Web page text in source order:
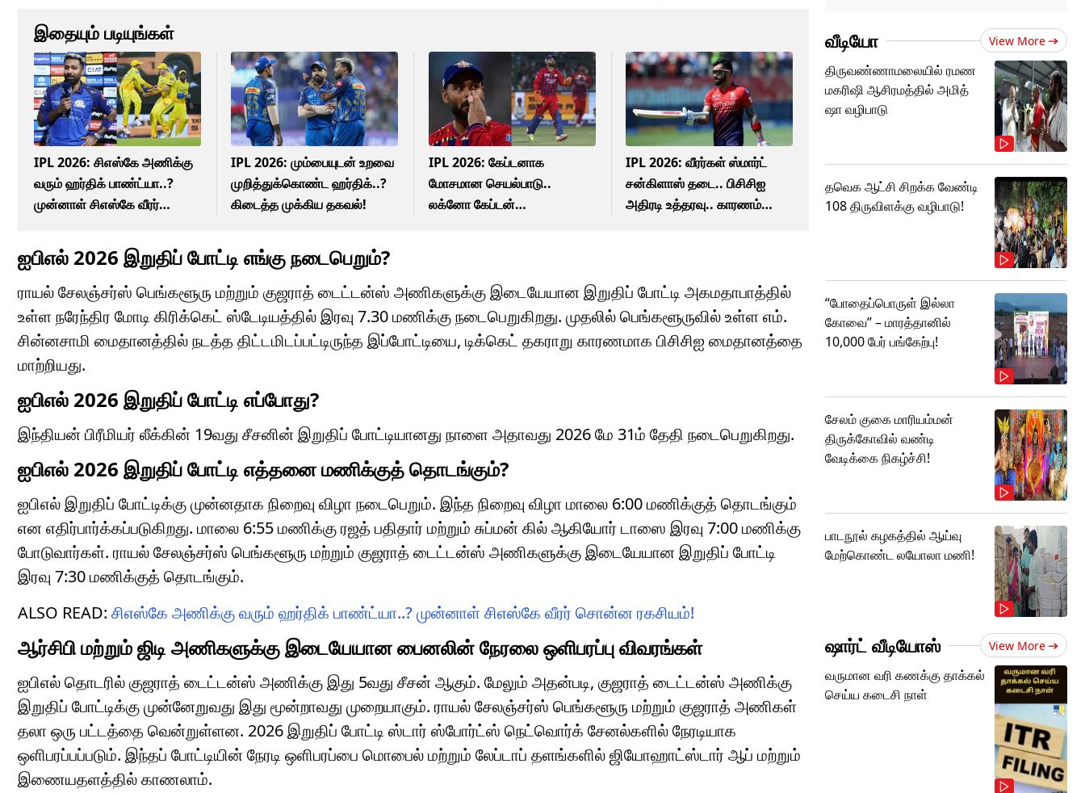
இதையும் படியுங்கள்
IPL 2026: சிஎஸ்கே அணிக்கு
வரும் ஹர்திக் பாண்ட்யா..?
முன்னாள் சிஎஸ்கே வீரர்
IPL 2026: மும்பையுடன் உறவை
முறித்துக்கொண்ட ஹர்திக்..?
கிடைத்த முக்கிய தகவல்!
IPL 2026: கேப்டனாக
மோசமான செயல்பாடு..
லக்னோ கேப்டன்
IPL 2026: வீரர்கள் ஸ்மார்ட்
சன்கிளாஸ் தடை.. பிசிசிஐ
அதிரடி உத்தரவு.. காரணம்
ஐபிஎல் 2026 இறுதிப் போட்டி எங்கு நடைபெறும்?
ராயல் சேலஞ்சர்ஸ் பெங்களூரு மற்றும் குஜராத் டைட்டன்ஸ் அணிகளுக்கு இடையேயான இறுதிப் போட்டி அகமதாபாத்தில்
உள்ள நரேந்திர மோடி கிரிக்கெட் ஸ்டேடியத்தில் இரவு 7.30 மணிக்கு நடைபெறுகிறது. முதலில் பெங்களூருவில் உள்ள எம்.
சின்னசாமி மைதானத்தில் நடத்த திட்டமிடப்பட்டிருந்த இப்போட்டியை, டிக்கெட் தகராறு காரணமாக பிசிசிஐ மைதானத்தை
மாற்றியது.
ஐபிஎல் 2026 இறுதிப் போட்டி எப்போது?
இந்தியன் பிரீமியர் லீக்கின் 19வது சீசனின் இறுதிப் போட்டியானது நாளை அதாவது 2026 மே 31ம் தேதி நடைபெறுகிறது.
ஐபிஎல் 2026 இறுதிப் போட்டி எத்தனை மணிக்குத் தொடங்கும்?
ஐபிஎல் இறுதிப் போட்டிக்கு முன்னதாக நிறைவு விழா நடைபெறும். இந்த நிறைவு விழா மாலை 6:00 மணிக்குத் தொடங்கும்
என எதிர்பார்க்கப்படுகிறது. மாலை 6:55 மணிக்கு ரஜத் பதிதார் மற்றும் சுப்மன் கில் ஆகியோர் டாஸை இரவு 7:00 மணிக்கு
போடுவார்கள். ராயல் சேலஞ்சர்ஸ் பெங்களூரு மற்றும் குஜராத் டைட்டன்ஸ் அணிகளுக்கு இடையேயான இறுதிப் போட்டி
இரவு 7:30 மணிக்குத் தொடங்கும்.
ALSO READ: சிஎஸ்கே அணிக்கு வரும் ஹர்திக் பாண்ட்யா..? முன்னாள் சிஎஸ்கே வீரர் சொன்ன ரகசியம்!
ஆர்சிபி மற்றும் ஜிடி அணிகளுக்கு இடையேயான பைனலின் நேரலை ஒளிபரப்பு விவரங்கள்
ஐபிஎல் தொடரில் குஜராத் டைட்டன்ஸ் அணிக்கு இது 5வது சீசன் ஆகும். மேலும் அதன்படி, குஜராத் டைட்டன்ஸ் அணிக்கு
இறுதிப் போட்டிக்கு முன்னேறுவது இது மூன்றாவது முறையாகும். ராயல் சேலஞ்சர்ஸ் பெங்களூரு மற்றும் குஜராத் அணிகள்
தலா ஒரு பட்டத்தை வென்றுள்ளன. 2026 இறுதிப் போட்டி ஸ்டார் ஸ்போர்ட்ஸ் நெட்வொர்க் சேனல்களில் நேரடியாக
ஒளிபரப்பப்படும். இந்தப் போட்டியின் நேரடி ஒளிபரப்பை மொபைல் மற்றும் லேப்டாப் தளங்களில் ஜியோஹாட்ஸ்டார் ஆப் மற்றும்
இணையதளத்தில் காணலாம்.
வீடியோ View More
திருவண்ணாமலையில் ரமண
மகரிஷி ஆசிரமத்தில் அமித்
ஷா வழிபாடு
தவெக ஆட்சி சிறக்க வேண்டி
108 திருவிளக்கு வழிபாடு!
“போதைப்பொருள் இல்லா
கோவை” – மாரத்தானில்
10,000 பேர் பங்கேற்பு!
சேலம் குகை மாரியம்மன்
திருக்கோவில் வண்டி
வேடிக்கை நிகழ்ச்சி!
பாடநூல் கழகத்தில் ஆய்வு
மேற்கொண்ட லயோலா மணி!
ஷார்ட் வீடியோஸ் View More
வருமான வரி கணக்கு தாக்கல்
செய்ய கடைசி நாள்